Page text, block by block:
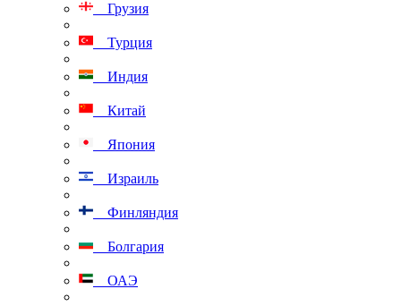
Грузия
Турция
Индия
Китай
Япония
Израиль
Финляндия
Болгария
ОАЭ